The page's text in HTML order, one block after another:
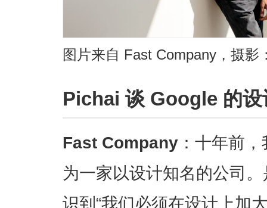
图片来自 Fast Company，摄影
Pichai 谈 Google 的设
Fast Company ：十年前
为一家以设计知名的公司
识到“我们必须在设计上加